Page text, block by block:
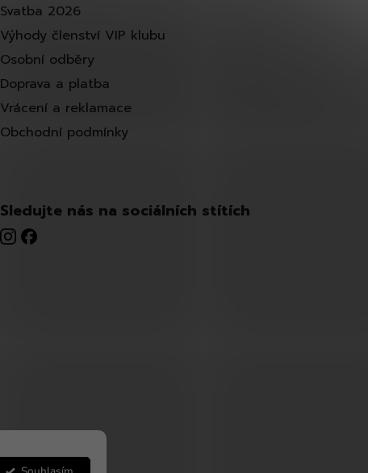
Svatba 2026
Výhody členství VIP klubu
Osobní odběry
Doprava a platba
Vrácení a reklamace
Obchodní podmínky
Sledujte nás na sociálních stítích